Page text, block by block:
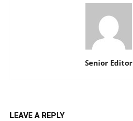
Senior Editor
LEAVE A REPLY